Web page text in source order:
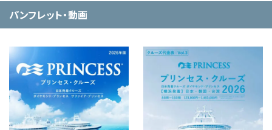
パンフレット・動画